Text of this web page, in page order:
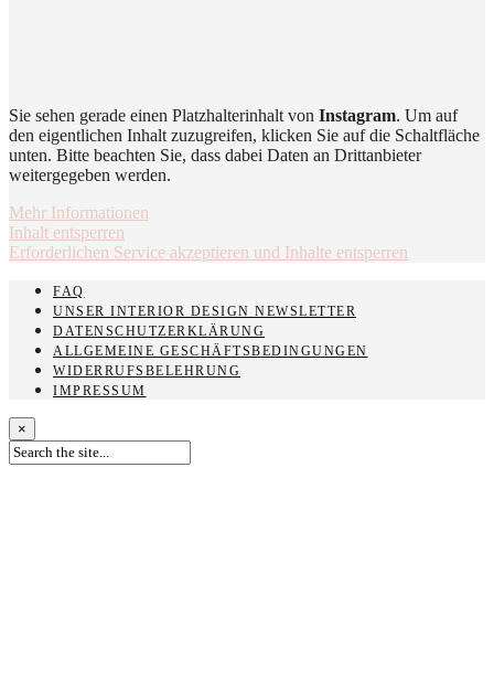
Sie sehen gerade einen Platzhalterinhalt von Instagram. Um auf
den eigentlichen Inhalt zuzugreifen, klicken Sie auf die Schaltfläche
unten. Bitte beachten Sie, dass dabei Daten an Drittanbieter
weitergegeben werden.
Mehr Informationen
Inhalt entsperren
Erforderlichen Service akzeptieren und Inhalte entsperren
FAQ
UNSER INTERIOR DESIGN NEWSLETTER
DATENSCHUTZERKLÄRUNG
ALLGEMEINE GESCHÄFTSBEDINGUNGEN
WIDERRUFSBELEHRUNG
IMPRESSUM
×